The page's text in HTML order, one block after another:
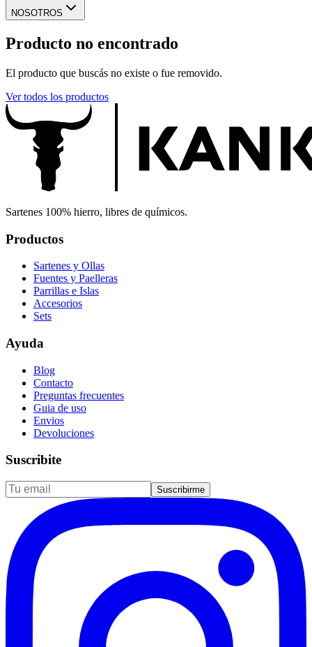
NOSOTROS
Producto no encontrado
El producto que buscás no existe o fue removido.
Ver todos los productos
Sartenes 100% hierro, libres de químicos.
Productos
Sartenes y Ollas
Fuentes y Paelleras
Parrillas e Islas
Accesorios
Sets
Ayuda
Blog
Contacto
Preguntas frecuentes
Guia de uso
Envios
Devoluciones
Suscribite
Suscribirme